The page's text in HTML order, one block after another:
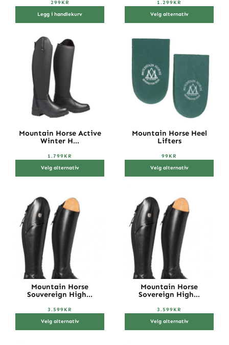
299KR
Legg i handlekurv
1.299KR
Velg alternativ
Mountain Horse Active
Winter H...
1.799KR
Velg alternativ
Mountain Horse Heel
Lifters
99KR
Velg alternativ
Mountain Horse
Souvereign High...
3.599KR
Velg alternativ
Mountain Horse
Sovereign High...
3.599KR
Velg alternativ